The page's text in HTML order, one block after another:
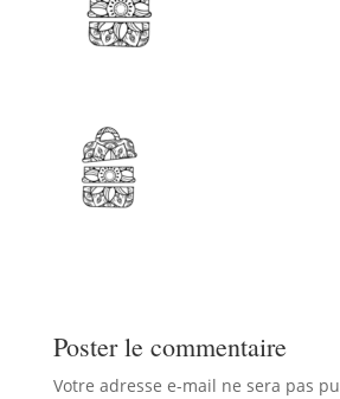
Poster le commentaire
Votre adresse e-mail ne sera pas